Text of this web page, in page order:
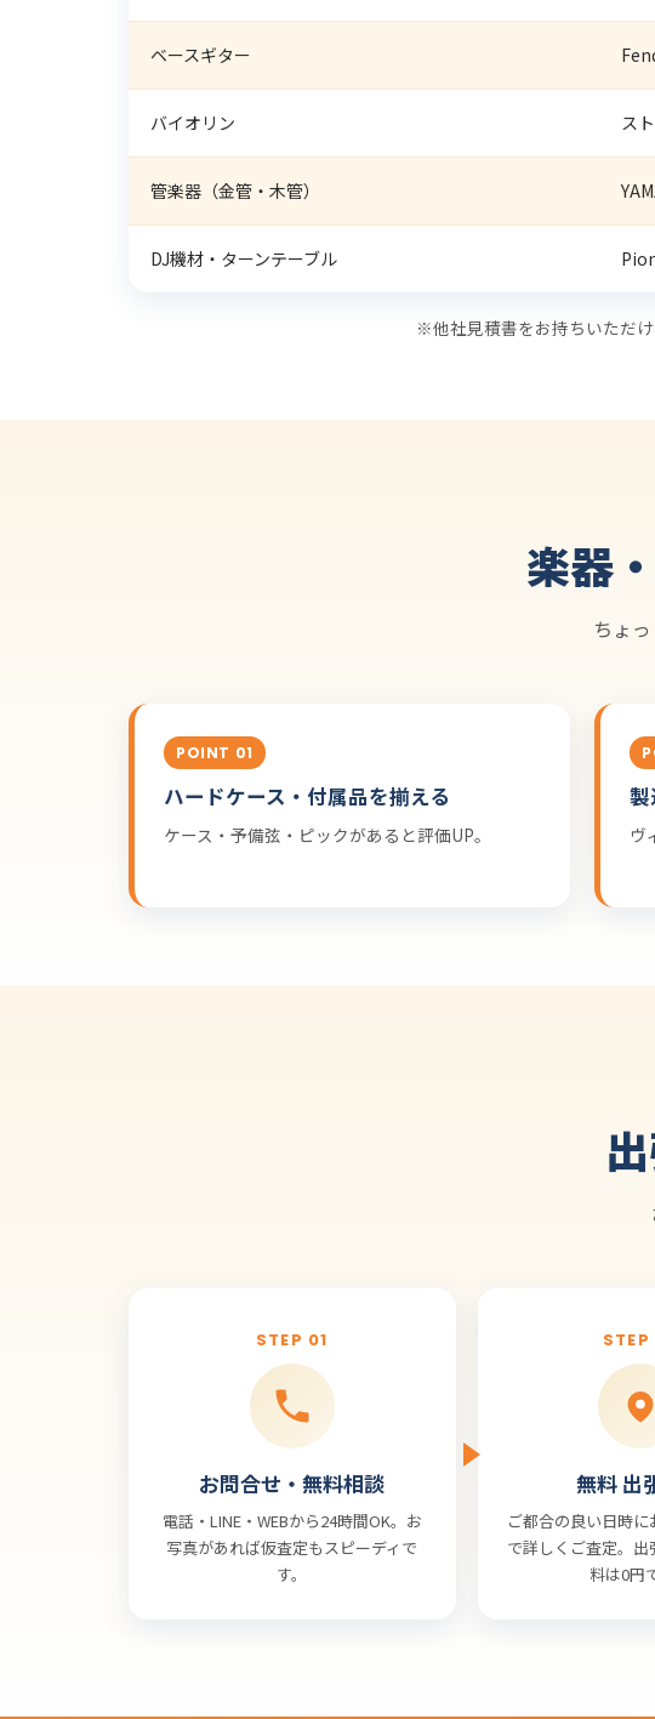
ベースギター
バイオリン ス
管楽器（金管・木管）
DJ機材・ターンテーブル
※他社見積書をお持ちいただ
楽器
ちょ
POINT 01
ハードケース・付属品を揃える
ケース・予備弦・ピックがあると評価UP。
製
ヴ
STEP 01
お問合せ・無料相談
電話・LINE・WEBから24時間OK。お
写真があれば仮査定もスピーディで
す。
無料 出
ご都合の良い日時
で詳しくご査定。
料は0円